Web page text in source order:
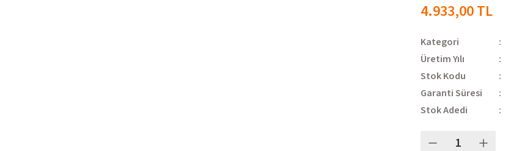
4.933,00 TL
Kategori
Üretim Yılı
Stok Kodu
Garanti Süresi
Stok Adedi